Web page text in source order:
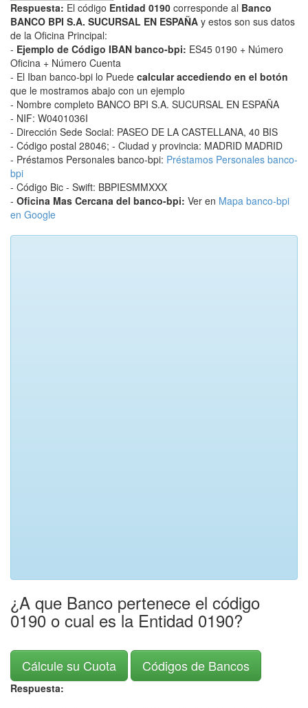
Respuesta: El código Entidad 0190 corresponde al Banco
BANCO BPI S.A. SUCURSAL EN ESPAÑA y estos son sus datos
de la Oficina Principal:
- Ejemplo de Código IBAN banco-bpi: ES45 0190 + Número
Oficina + Número Cuenta
- El Iban banco-bpi lo Puede calcular accediendo en el botón
que le mostramos abajo con un ejemplo
- Nombre completo BANCO BPI S.A. SUCURSAL EN ESPAÑA
- NIF: W0401036I
- Dirección Sede Social: PASEO DE LA CASTELLANA, 40 BIS
- Código postal 28046; - Ciudad y provincia: MADRID MADRID
- Préstamos Personales banco-bpi: Préstamos Personales banco-
bpi
- Código Bic - Swift: BBPIESMMXXX
- Oficina Mas Cercana del banco-bpi: Ver en Mapa banco-bpi
en Google
¿A que Banco pertenece el código
0190 o cual es la Entidad 0190?
Cálcule su Cuota Códigos de Bancos
Respuesta: